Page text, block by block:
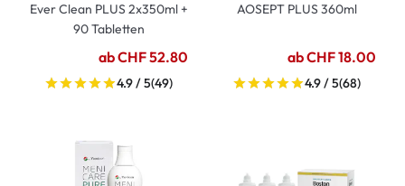
Ever Clean PLUS 2x350ml +
90 Tabletten
ab CHF 52.80
4.9 / 5(49)
AOSEPT PLUS 360ml
ab CHF 18.00
4.9 / 5(68)